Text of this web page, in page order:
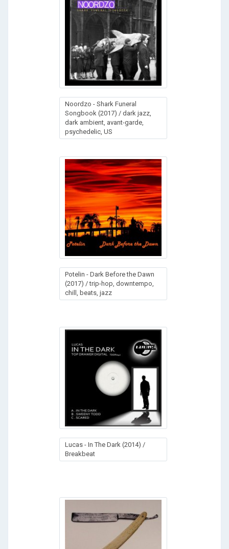
Noordzo - Shark Funeral
Songbook (2017) / dark jazz,
dark ambient, avant-garde,
psychedelic, US
Potelin - Dark Before the Dawn
(2017) / trip-hop, downtempo,
chill, beats, jazz
Lucas - In The Dark (2014) /
Breakbeat